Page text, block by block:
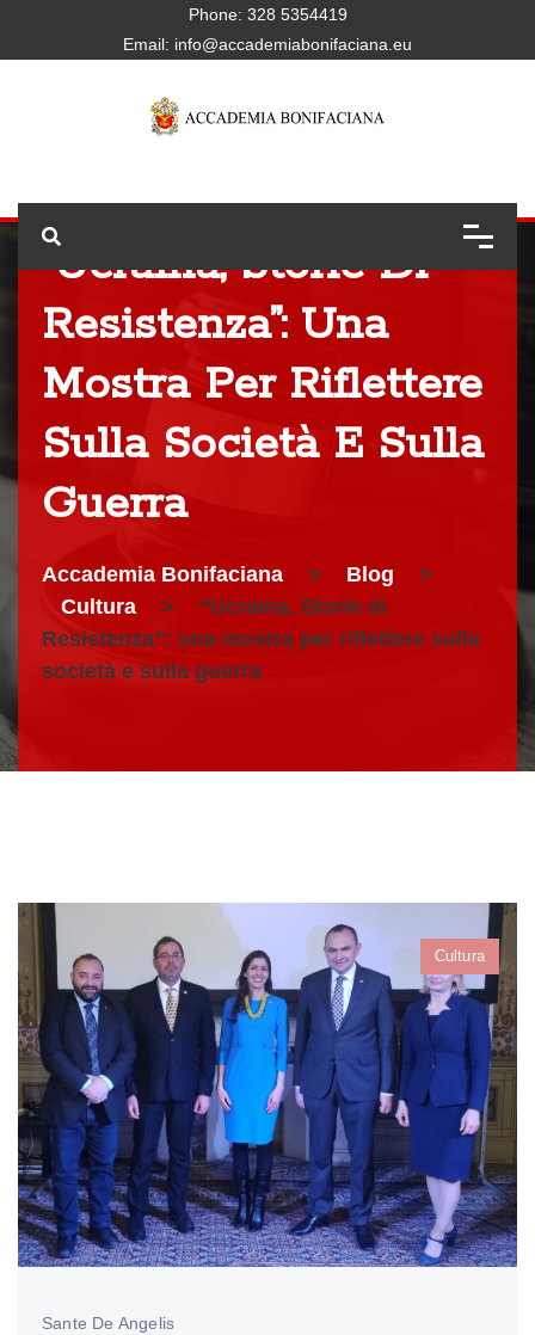
Phone: 328 5354419
Email: info@accademiabonifaciana.eu
“Ucraina, Storie Di
Resistenza”: Una
Mostra Per Riflettere
Sulla Società E Sulla
Guerra
Accademia Bonifaciana > Blog
>
Cultura
>
“Ucraina, Storie di
Resistenza”: una mostra per riflettere sulla
società e sulla guerra
Cultura
Sante De Angelis